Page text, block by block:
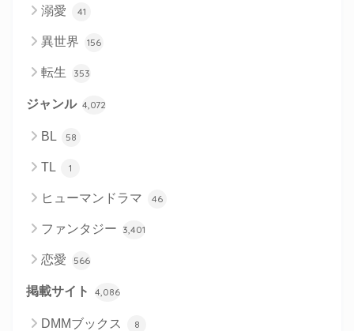
溺愛 41
異世界 156
転生 353
ジャンル 4,072
BL 58
TL 1
ヒューマンドラマ 46
ファンタジー 3,401
恋愛 566
掲載サイト 4,086
DMMブックス 8